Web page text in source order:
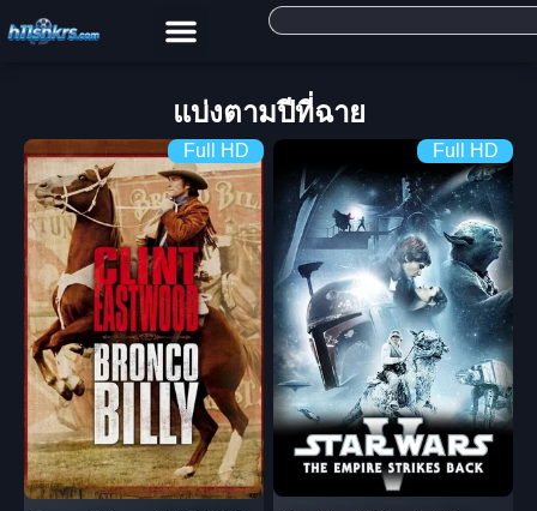
แบ่งตามปีที่ฉาย
Full HD Full HD